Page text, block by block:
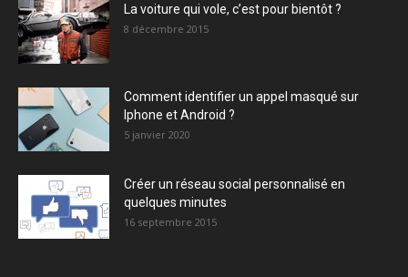
La voiture qui vole, c’est pour bientôt ?
8 décembre 2015
Comment identifier un appel masqué sur
Iphone et Android ?
5 janvier 2020
Créer un réseau social personnalisé en
quelques minutes
16 septembre 2015